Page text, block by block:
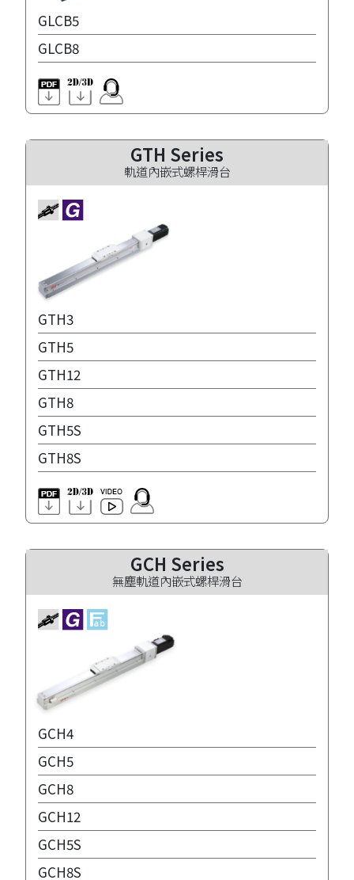
GLCB5
GLCB8
GTH Series
軌道內嵌式螺桿滑台
GTH3
GTH5
GTH12
GTH8
GTH5S
GTH8S
GCH Series
無塵軌道內嵌式螺桿滑台
GCH4
GCH5
GCH8
GCH12
GCH5S
GCH8S